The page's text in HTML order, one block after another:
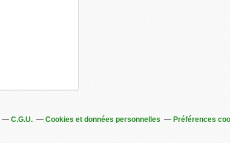
C.G.U. Cookies et données personnelles Préférences